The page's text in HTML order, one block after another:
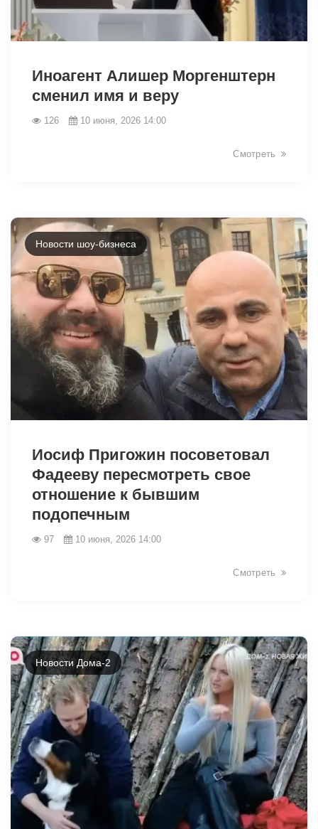
Иноагент Алишер Моргенштерн
сменил имя и веру
126 10 июня, 2026 14:00
Смотреть
Новости шоу-бизнеса
Иосиф Пригожин посоветовал
Фадееву пересмотреть свое
отношение к бывшим
подопечным
97 10 июня, 2026 14:00
Смотреть
Новости Дома-2